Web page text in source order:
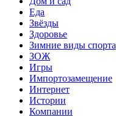
Еда
Звёзды
Здоровье
Зимние виды спорта
ЗОЖ
Игры
Импортозамещение
Интернет
Истории
Компании